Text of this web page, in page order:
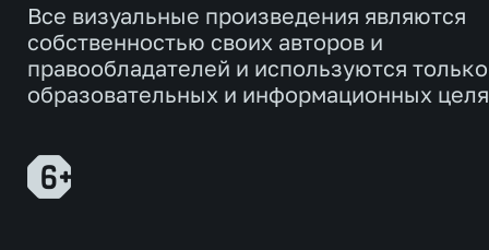
Все визуальные произведения являются
собственностью своих авторов и
правообладателей и используются
образовательных и информационных